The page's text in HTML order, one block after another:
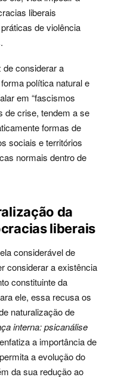
liberais
de violência
considerar a
política natural e
em “fascismos
de crise, tendem a se
formas de
sociais e territórios
normais dentro de
da
liberais
considerável de
considerar a existência
constituinte da
ele, essa recusa os
naturalização de
interna: psicanálise
enfatiza a importância de
a evolução do
da sua redução ao